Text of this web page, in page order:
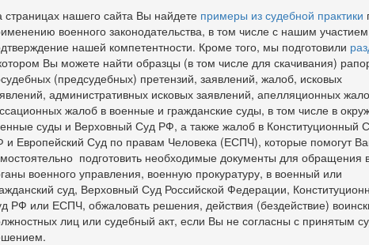
страницах нашего сайта Вы найдете примеры из судебной практики
военного законодательства, в том числе с нашим
нашей компетентности. Кроме того, мы подготовили
Вы можете найти образцы (в том числе для скачивания)
(предсудебных) претензий, заявлений, жалоб, исковых
административных исковых заявлений, апелляционных
жалоб в военные и гражданские суды, в том числе в
суды и Верховный Суд РФ, а также жалоб в Конституционный
и Европейский Суд по правам Человека (ЕСПЧ), которые помогут
подготовить необходимые документы для обращения
военного управления, военную прокуратуру, в военный или
суд, Верховный Суд Российской Федерации,
РФ или ЕСПЧ, обжаловать решения, действия (бездействие)
лиц или судебный акт, если Вы не согласны с принятым